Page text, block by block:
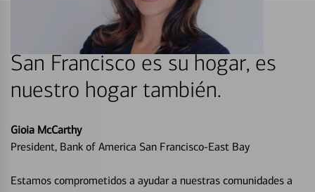
San Francisco es su hogar, es
nuestro hogar también.
Gioia McCarthy
President, Bank of America San Francisco-East Bay
Estamos comprometidos a ayudar a nuestras comunidades a